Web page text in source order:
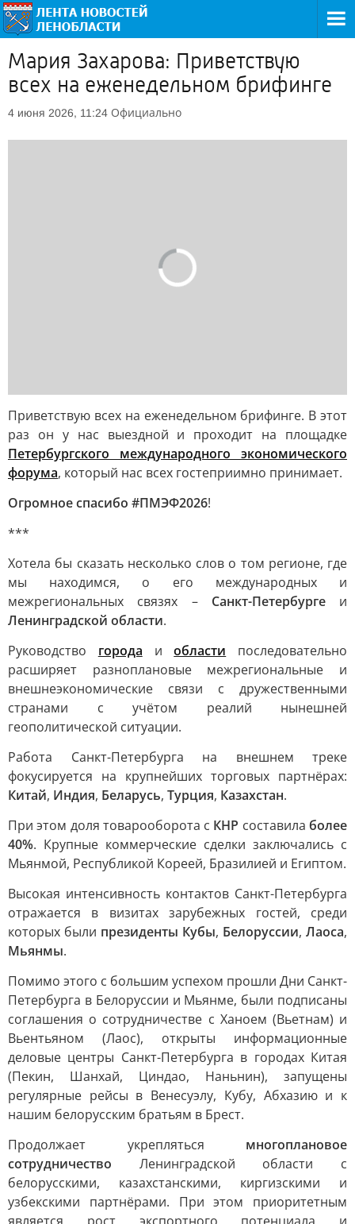
Мария Захарова: Приветствую
всех на еженедельном брифинге
4 июня 2026, 11:24 Официально
Приветствую всех на еженедельном брифинге. В этот
раз он у нас выездной и проходит на площадке
Петербургского международного экономического
форума, который нас всех гостеприимно принимает.
Огромное спасибо #ПМЭФ2026!
***
Хотела бы сказать несколько слов о том регионе, где
мы находимся, о его международных и
межрегиональных связях – Санкт-Петербургеи
Ленинградской области.
Руководство города иобласти последовательно
расширяет разноплановые межрегиональные и
внешнеэкономические связи с дружественными
странами с учётом реалий нынешней
геополитической ситуации.
Работа Санкт-Петербурга на внешнем треке
фокусируется на крупнейших торговых партнёрах:
Китай, Индия, Беларусь, Турция, Казахстан.
При этом доля товарооборота с КНР составила более
40%. Крупные коммерческие сделки заключались с
Мьянмой, Республикой Кореей, Бразилией и Египтом.
Высокая интенсивность контактов Санкт-Петербурга
отражается в визитах зарубежных гостей, среди
которых были президенты Кубы, Белоруссии, Лаоса,
Мьянмы.
Помимо этого с большим успехом прошли Дни Санкт-
Петербурга в Белоруссии и Мьянме, были подписаны
соглашения о сотрудничестве с Ханоем (Вьетнам) и
Вьентьяном (Лаос), открыты информационные
деловые центры Санкт-Петербурга в городах Китая
(Пекин, Шанхай, Циндао, Наньнин), запущены
регулярные рейсы в Венесуэлу, Кубу, Абхазию и к
нашим белорусским братьям в Брест.
Продолжает укрепляться многоплановое
сотрудничество Ленинградской области с
белорусскими, казахстанскими, киргизскими и
узбекскими партнёрами. При этом приоритетным